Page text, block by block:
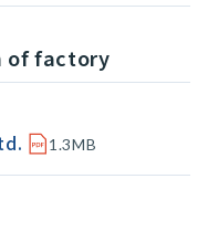
of factory
1.3MB